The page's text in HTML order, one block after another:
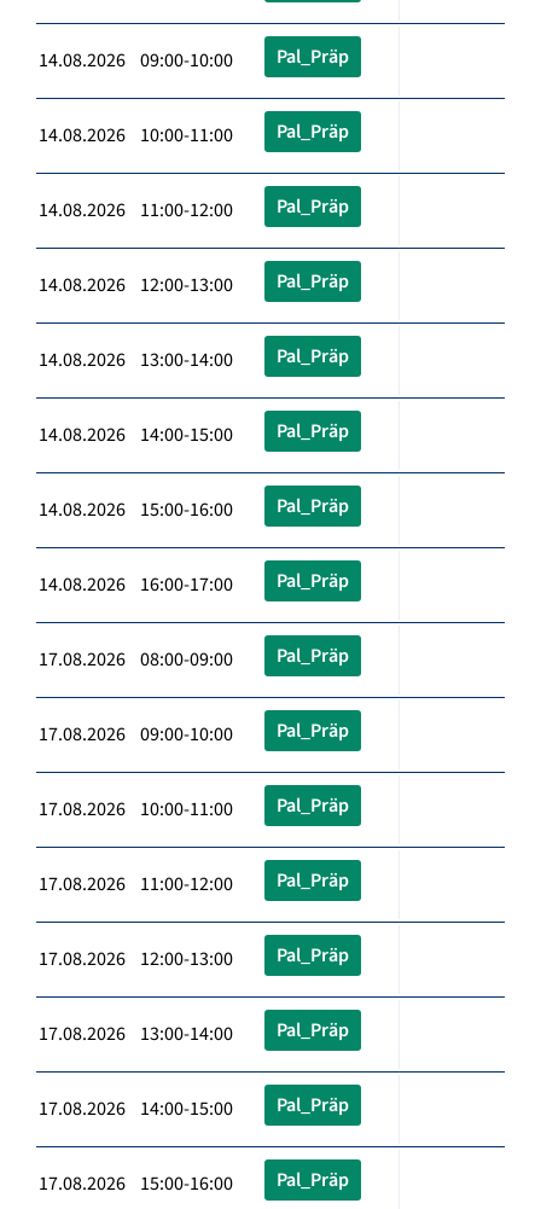
14.08.2026 09:00-10:00 Pal_Präp
14.08.2026 10:00-11:00 Pal_Präp
14.08.2026 11:00-12:00 Pal_Präp
14.08.2026 12:00-13:00 Pal_Präp
14.08.2026 13:00-14:00 Pal_Präp
14.08.2026 14:00-15:00 Pal_Präp
14.08.2026 15:00-16:00 Pal_Präp
14.08.2026 16:00-17:00 Pal_Präp
17.08.2026 08:00-09:00 Pal_Präp
17.08.2026 09:00-10:00 Pal_Präp
17.08.2026 10:00-11:00 Pal_Präp
17.08.2026 11:00-12:00 Pal_Präp
17.08.2026 12:00-13:00 Pal_Präp
17.08.2026 13:00-14:00 Pal_Präp
17.08.2026 14:00-15:00 Pal_Präp
17.08.2026 15:00-16:00 Pal_Präp